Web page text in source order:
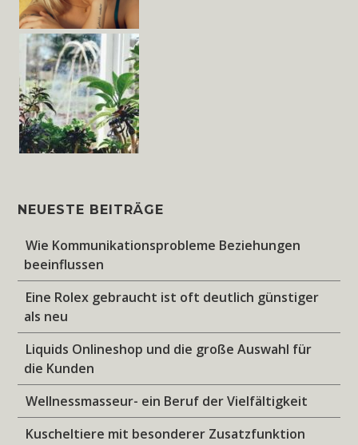
NEUESTE BEITRÄGE
Wie Kommunikationsprobleme Beziehungen
beeinflussen
Eine Rolex gebraucht ist oft deutlich günstiger
als neu
Liquids Onlineshop und die große Auswahl für
die Kunden
Wellnessmasseur- ein Beruf der Vielfältigkeit
Kuscheltiere mit besonderer Zusatzfunktion